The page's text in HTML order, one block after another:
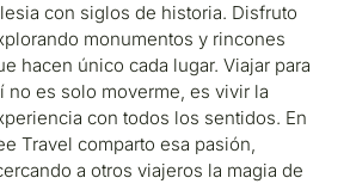
con siglos de historia. Disfruto
monumentos y rincones
hacen único cada lugar. Viajar para
no es solo moverme, es vivir la
con todos los sentidos. En
Travel comparto esa pasión,
a otros viajeros la magia de